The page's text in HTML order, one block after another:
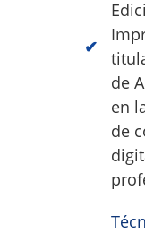
de
en
de